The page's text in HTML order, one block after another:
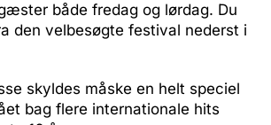
både fredag og lørdag. Du
den velbesøgte festival nederst i
skyldes måske en helt speciel
bag flere internationale hits